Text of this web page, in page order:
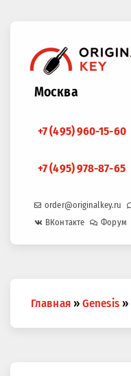
Москва
+7 (495) 960-15-60
+7 (495) 978-87-65
order@originalkey.ru
ВКонтакте
Форум
здесь
Главная » Genesis »